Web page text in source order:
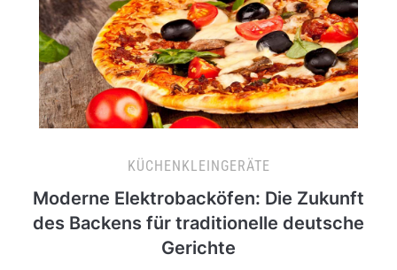
KÜCHENKLEINGERÄTE
Moderne Elektrobacköfen: Die Zukunft
des Backens für traditionelle deutsche
Gerichte